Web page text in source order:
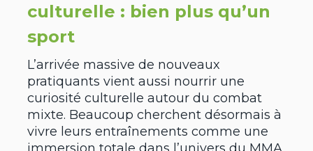
culturelle : bien plus qu’un
sport
L’arrivée massive de nouveaux
pratiquants vient aussi nourrir une
curiosité culturelle autour du combat
mixte. Beaucoup cherchent désormais à
vivre leurs entraînements comme une
immersion totale dans l’univers du MMA